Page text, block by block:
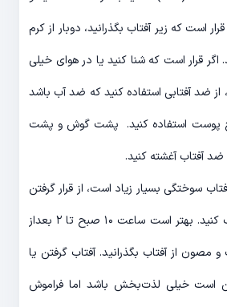
است که زیر آفتاب بگذرانید، دوبار از کرم
اگر قرار است که شنا کنید یا در هوای خیلی
ضد آفتابی استفاده کنید که ضد آب باشد
پوست استفاده کنید. پشت گوش و پشت
آفتاب آغشته کنید.
سوختگی بسیار زیاد است، از قرار گرفتن
در معرض آفتاب اجتناب کنید. بهتر است ساعت ۱۰ صبح تا ۲ بعداز
از آفتاب بگذرانید. آفتاب گرفتن یا
است خیلی لذت‌بخش باشد اما فراموش